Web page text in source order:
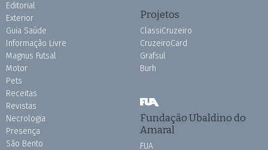
Editorial
Exterior
Guia Saúde
Informação Livre
Magnus Futsal
Motor
Pets
Receitas
Revistas
Necrologia
Presença
São Bento
Projetos
ClassiCruzeiro
CruzeiroCard
Grafsul
Burh
Fundação Ubaldino do
Amaral
FUA